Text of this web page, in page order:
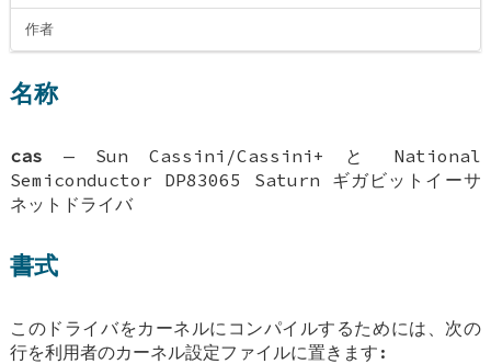
作者
名称
cas — Sun Cassini/Cassini+ と National
Semiconductor DP83065 Saturn ギガビットイーサ
ネットドライバ
書式
このドライバをカーネルにコンパイルするためには、次の
行を利用者のカーネル設定ファイルに置きます: